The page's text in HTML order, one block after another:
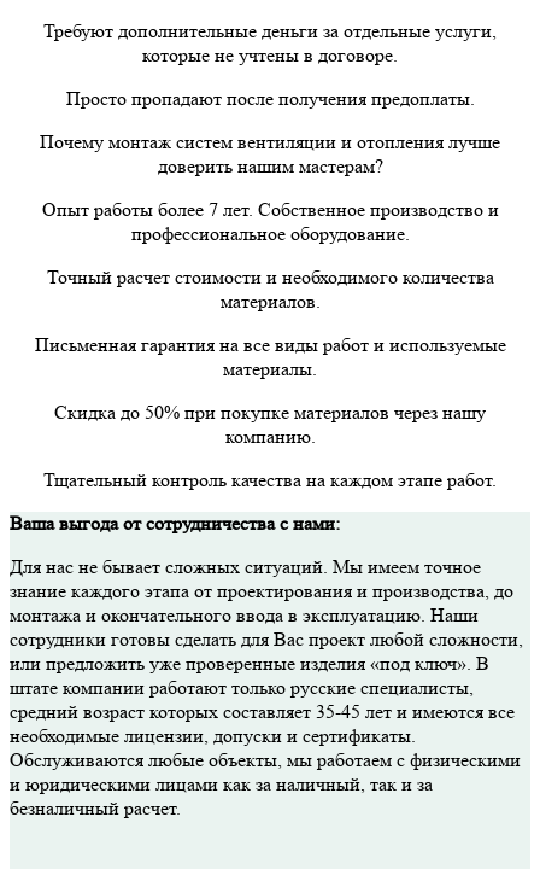
Требуют дополнительные деньги за отдельные услуги,
которые не учтены в договоре.
Просто пропадают после получения предоплаты.
Почему монтаж систем вентиляции и отопления лучше
доверить нашим мастерам?
Опыт работы более 7 лет. Собственное производство и
профессиональное оборудование.
Точный расчет стоимости и необходимого количества
материалов.
Письменная гарантия на все виды работ и используемые
материалы.
Скидка до 50% при покупке материалов через нашу
компанию.
Тщательный контроль качества на каждом этапе работ.
Ваша выгода от сотрудничества с нами:
Для нас не бывает сложных ситуаций. Мы имеем точное
знание каждого этапа от проектирования и производства, до
монтажа и окончательного ввода в эксплуатацию. Наши
сотрудники готовы сделать для Вас проект любой сложности,
или предложить уже проверенные изделия «под ключ». В
штате компании работают только русские специалисты,
средний возраст которых составляет 35-45 лет и имеются все
необходимые лицензии, допуски и сертификаты.
Обслуживаются любые объекты, мы работаем с физическими
и юридическими лицами как за наличный, так и за
безналичный расчет.